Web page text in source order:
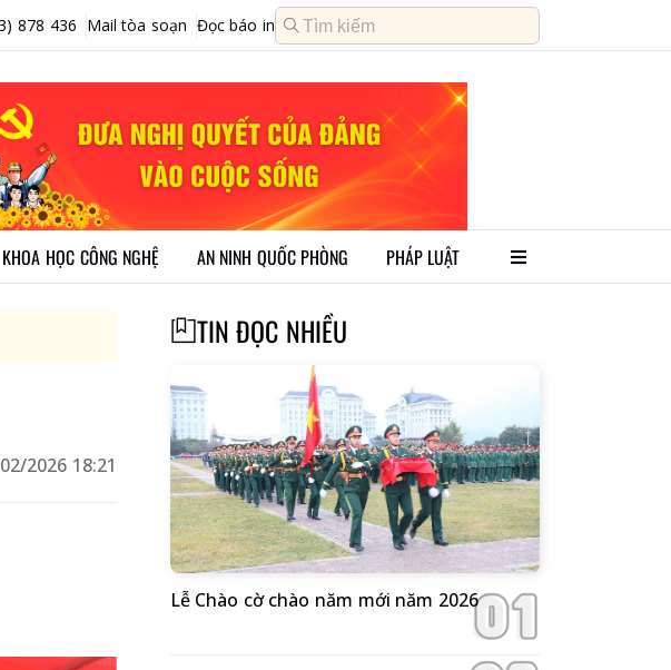
878 436 Mail tòa soạn Đọc báo in
KHOA HỌC CÔNG NGHỆ AN NINH QUỐC PHÒNG PHÁP LUẬT
2026 18:21
TIN ĐỌC NHIỀU
Lễ Chào cờ chào năm mới năm 2026